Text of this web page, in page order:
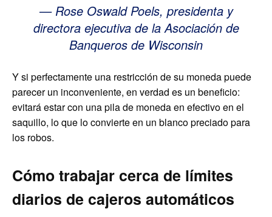
— Rose Oswald Poels, presidenta y
directora ejecutiva de la Asociación de
Banqueros de Wisconsin
Y si perfectamente una restricción de su moneda puede
parecer un inconveniente, en verdad es un beneficio:
evitará estar con una pila de moneda en efectivo en el
saquillo, lo que lo convierte en un blanco preciado para
los robos.
Cómotrabajar cerca de límites
diarios de cajeros automáticos